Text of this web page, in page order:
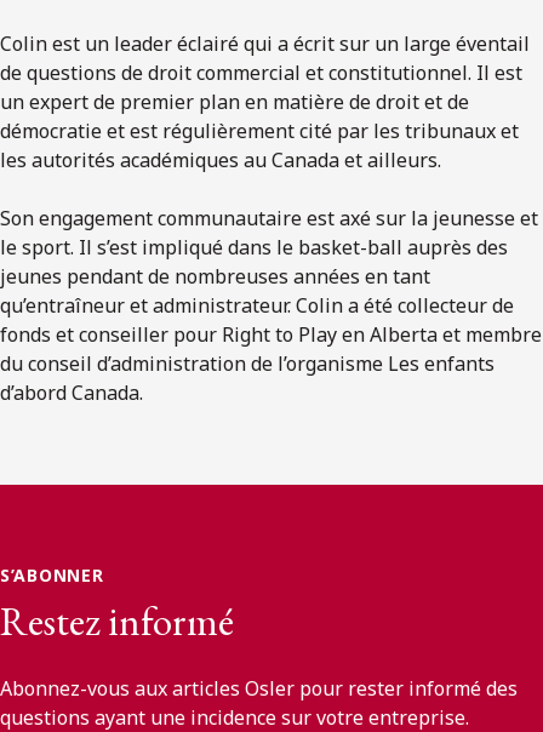
Colin est un leader éclairé qui a écrit sur un large éventail
de questions de droit commercial et constitutionnel. Il est
un expert de premier plan en matière de droit et de
démocratie et est régulièrement cité par les tribunaux et
les autorités académiques au Canada et ailleurs.
Son engagement communautaire est axé sur la jeunesse et
le sport. Il s’est impliqué dans le basket-ball auprès des
jeunes pendant de nombreuses années en tant
qu’entraîneur et administrateur. Colin a été collecteur de
fonds et conseiller pour Right to Play en Alberta et membre
du conseil d’administration de l’organisme Les enfants
d’abord Canada.
S’ABONNER
Restez informé
Abonnez-vous aux articles Osler pour rester informé des
questions ayant une incidence sur votre entreprise.